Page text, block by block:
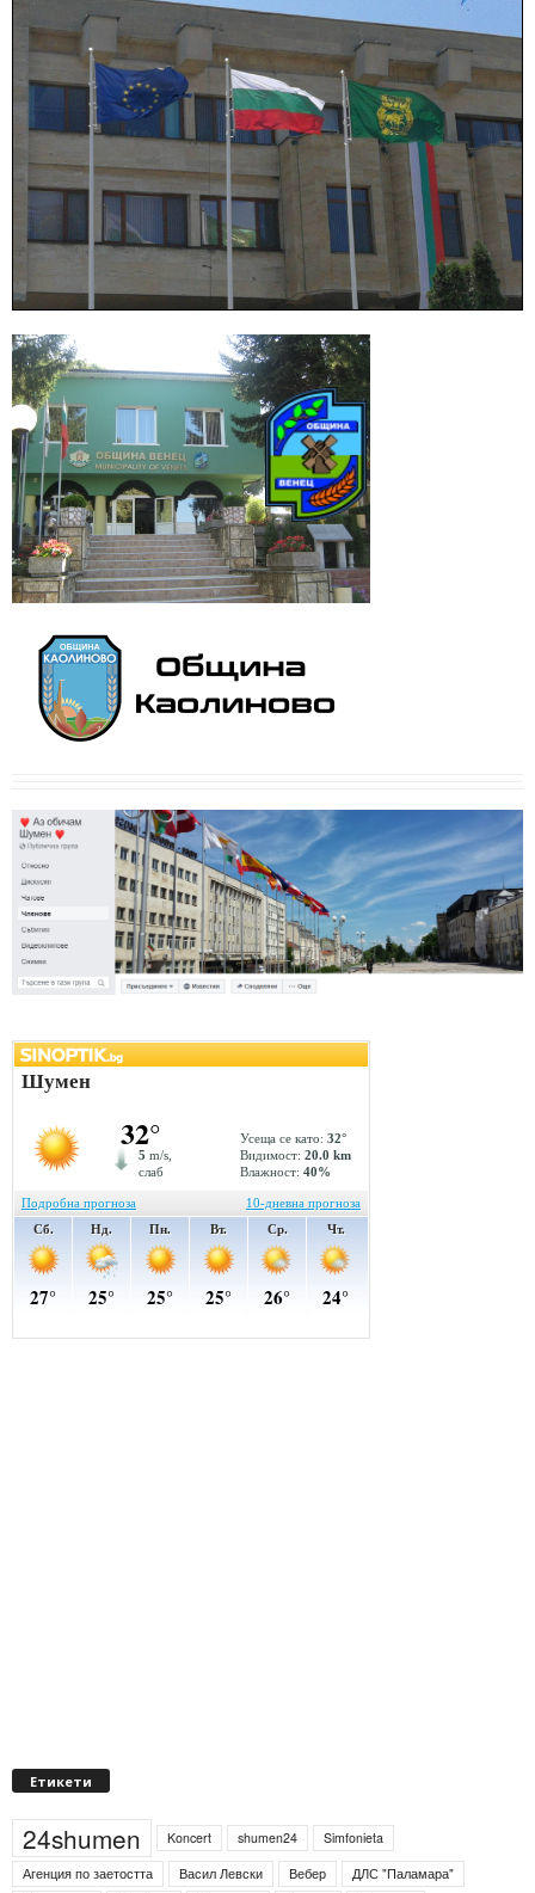
Етикети
24shumen Koncert shumen24
Simfonieta
Агенция по заетостта
Васил Левски Вебер
ДЛС "Паламара"